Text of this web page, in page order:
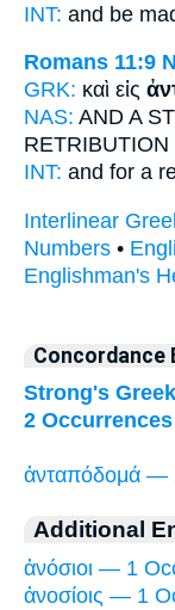
INT: and be
Romans 11:9
GRK: καὶ εἰς
NAS: AND A
RETRIBUTION
INT: and for a
Interlinear
Numbers •
Englishman's
Concordance
Strong's
2 Occurrences
ἀνταπόδομά —
Additional
ἀνόσιοι — 1
ἀνοσίοις — 1